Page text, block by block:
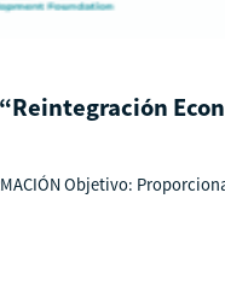
Objetivo: